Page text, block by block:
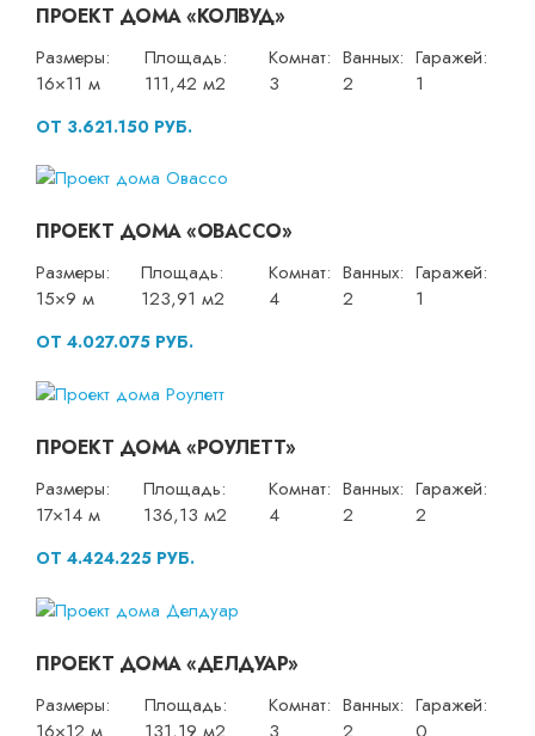
ПРОЕКТ ДОМА «КОЛВУД»
Размеры:
16×11 м
Площадь:
111,42 м2
Комнат:
3
Ванных:
2
Гаражей:
1
ОТ 3.621.150 РУБ.
ПРОЕКТ ДОМА «ОВАССО»
Размеры:
15×9 м
Площадь:
123,91 м2
Комнат:
4
Ванных:
2
Гаражей:
1
ОТ 4.027.075 РУБ.
ПРОЕКТ ДОМА «РОУЛЕТТ»
Размеры:
17×14 м
Площадь:
136,13 м2
Комнат:
4
Ванных:
2
Гаражей:
2
ОТ 4.424.225 РУБ.
ПРОЕКТ ДОМА «ДЕЛДУАР»
Размеры:
16×12 м
Площадь:
131,19 м2
Комнат:
3
Ванных:
2
Гаражей:
0